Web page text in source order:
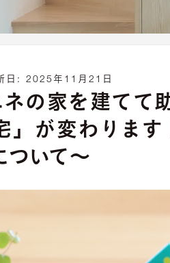
日: 2025年11月21日
ネの家を建てて
」が変わりま
ついて～